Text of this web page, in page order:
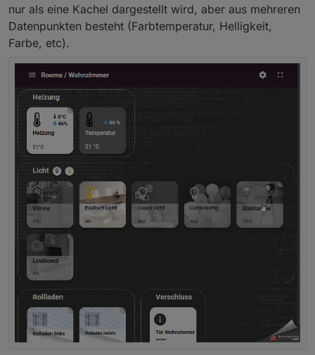
Die folgenden Module sind aktuell (Februar 2020)
verfügbar und können frei konfiguriert werden.
aktuelle Liste der Module ist im Wiki zu finden .
AdapterStatus
Chart
Map
nur als eine Kachel dargestellt wird, aber aus mehreren
Datenpunkten besteht (Farbtemperatur, Helligkeit,
Farbe, etc).